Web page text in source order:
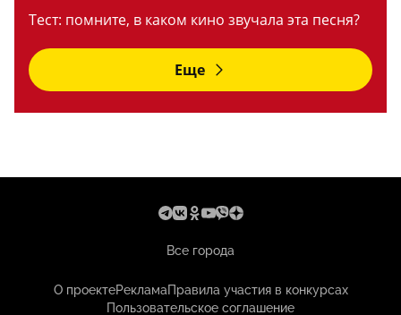
Тест: помните, в каком кино звучала эта песня?
Еще
Все города
О проектеРекламаПравила участия в конкурсах
Пользовательское соглашение